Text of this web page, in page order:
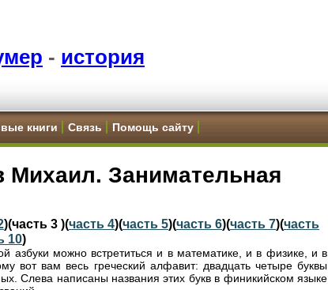
- история
книги Связь Помощь сайту
Михаил. Занимательная
)(часть 3 )(часть 4)(часть 5)(часть 6)(часть 7)(часть
10)
азбуки можно встретиться и в математике, и в физике, и в
вот вам весь греческий алфавит: двадцать четыре буквы
Слева написаны названия этих букв в финикийском языке